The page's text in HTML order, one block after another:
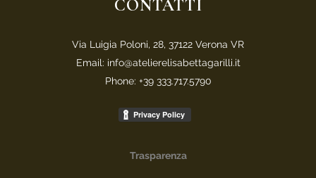
CONTATTI
Via Luigia Poloni, 28, 37122 Verona VR
Email: info@atelierelisabettagarilli.it
Phone: +39 333.717.5790
Trasparenza